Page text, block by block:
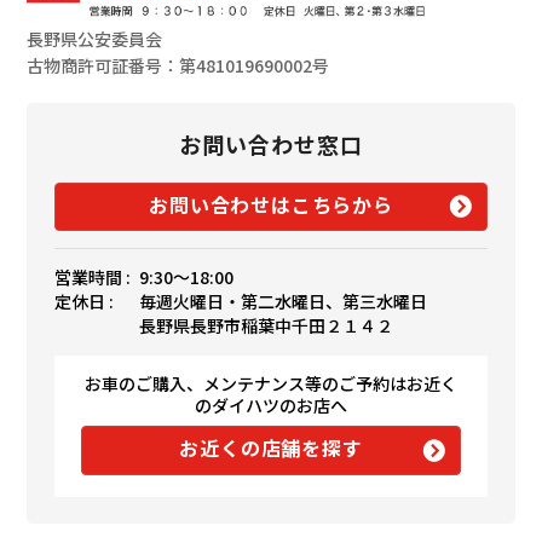
長野県公安委員会
古物商許可証番号：第481019690002号
お問い合わせ窓口
お問い合わせはこちらから
営業時間 : 9:30〜18:00
定休日 :
毎週火曜日・第二水曜日、第三水曜日
長野県長野市稲葉中千田２１４２
お車のご購入、メンテナンス等のご予約はお近く
のダイハツのお店へ
お近くの店舗を探す